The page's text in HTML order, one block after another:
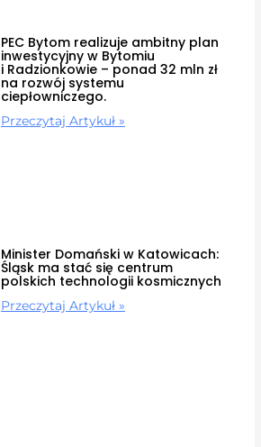
PEC Bytom realizuje ambitny plan
inwestycyjny w Bytomiu
i Radzionkowie – ponad 32 mln zł
na rozwój systemu
ciepłowniczego.
Przeczytaj Artykuł »
Minister Domański w Katowicach:
Śląsk ma stać się centrum
polskich technologii kosmicznych
Przeczytaj Artykuł »